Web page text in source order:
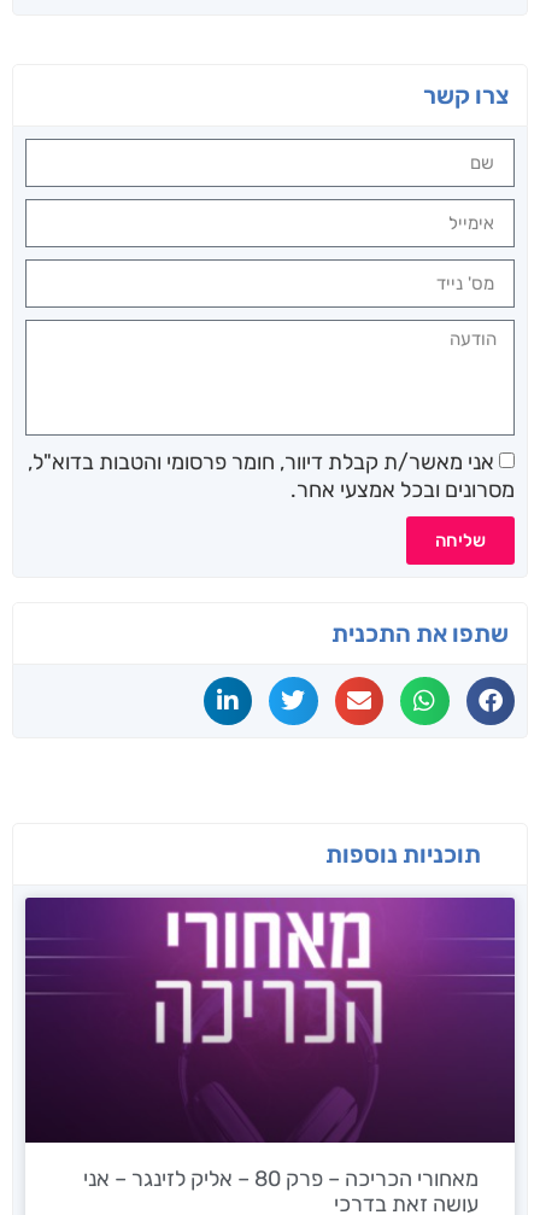
צרו קשר
אני מאשר/ת קבלת דיוור, חומר פרסומי והטבות בדוא"ל,
מסרונים ובכל אמצעי אחר.
שליחה
שתפו את התכנית
תוכניות נוספות
מאחורי הכריכה – פרק 80 – אליק לזינגר – אני
עושה זאת בדרכי